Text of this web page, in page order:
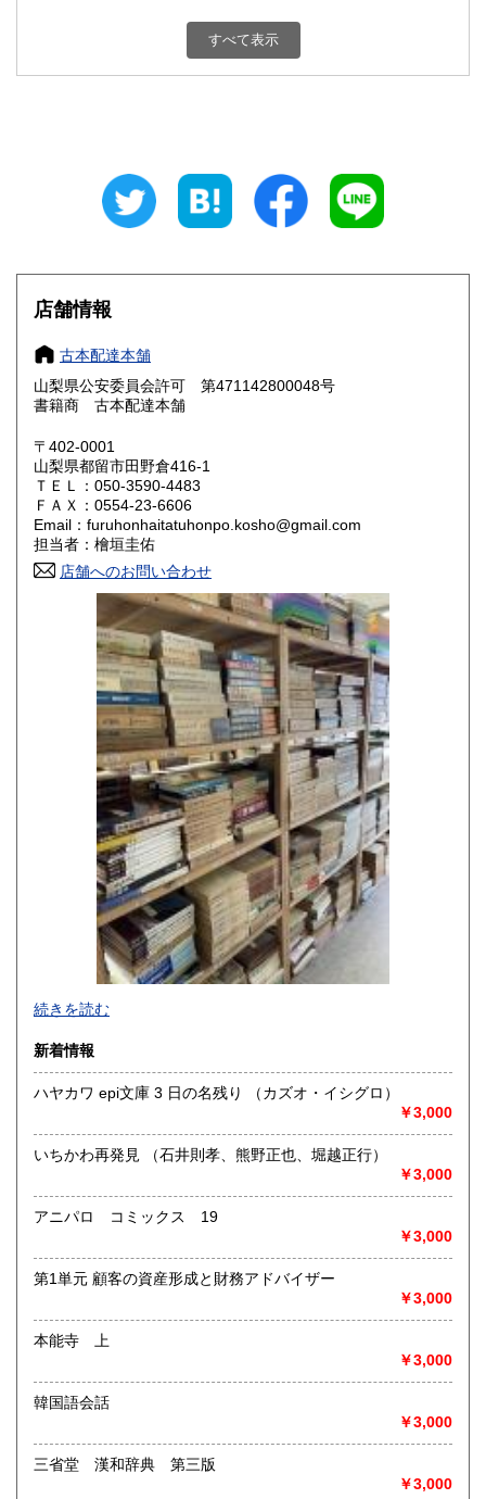
800円 富山県
800円 三重県
大阪府
奈良県
鳥取県 800円 島根県
岡山県
山口県 800円
香川県 800円 愛媛県
高知県 800円
800円 長崎県
800円 大分県
800円 鹿児島県
1,500円
すべて表示
店舗情報
古本配達本舗
山梨県公安委員会許可 第471142800048号
書籍商 古本配達本舗
〒402-0001
山梨県都留市田野倉416-1
ＴＥＬ：050-3590-4483
ＦＡＸ：0554-23-6606
Email：furuhonhaitatuhonpo.kosho@gmail.com
担当者：檜垣圭佑
店舗へのお問い合わせ
-
沿線名：-
最寄駅：-
営業時間：-
定休日：-
書籍の買取について
取り扱い分野
総記、哲学宗教、歴史、社会科学、自然科学、美術工芸、国
語国文、外国文学、古典籍、近代文献、趣味、外国書、サブ
カルチャー、古書一般（その他）
続きを読む
新着情報
ハヤカワ epi文庫 3 日の名残り （カズオ・イシグロ）
￥3,000
いちかわ再発見 （石井則孝、熊野正也、堀越正行）
￥3,000
アニパロ コミックス 19
￥3,000
第1単元 顧客の資産形成と財務アドバイザー
￥3,000
本能寺 上
￥3,000
韓国語会話
￥3,000
三省堂 漢和辞典 第三版
￥3,000